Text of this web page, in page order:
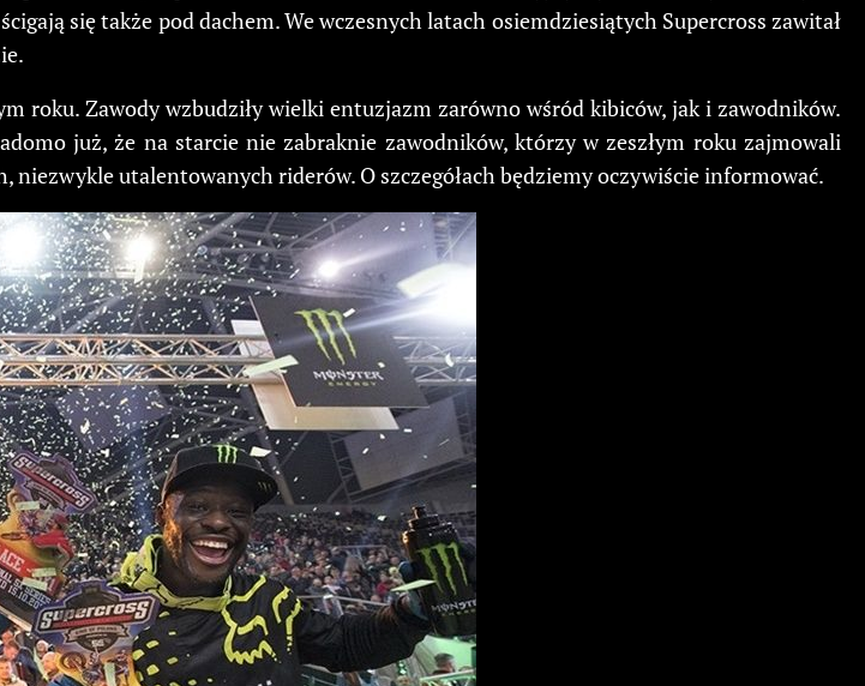
się także pod dachem. We wczesnych latach osiemdziesiątych Supercross zawitał
roku. Zawody wzbudziły wielki entuzjazm zarówno wśród kibiców, jak i zawodników.
już, że na starcie nie zabraknie zawodników, którzy w zeszłym roku zajmowali
niezwykle utalentowanych riderów. O szczegółach będziemy oczywiście informować.